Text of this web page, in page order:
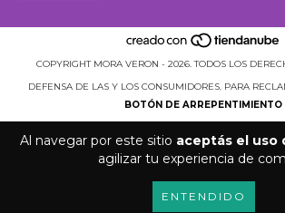
Al navegar por este sitio aceptás el uso
agilizar tu experiencia de
ENTENDIDO
COPYRIGHT MORA VERON - 2026. TODOS LOS
DEFENSA DE LAS Y LOS CONSUMIDORES. PARA
BOTÓN DE ARREPENTIMIENTO